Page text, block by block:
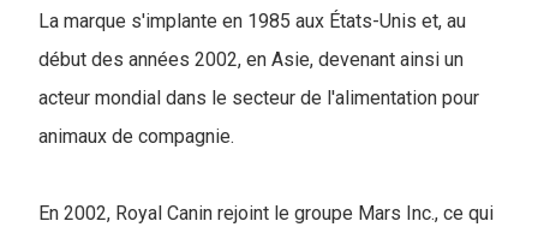
La marque s'implante en 1985 aux États-Unis et, au
début des années 2002, en Asie, devenant ainsi un
acteur mondial dans le secteur de l'alimentation pour
animaux de compagnie.
En 2002, Royal Canin rejoint le groupe Mars Inc., ce qui